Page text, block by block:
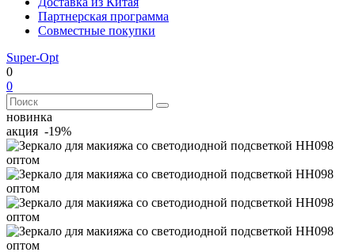
Партнерская программа
Совместные покупки
Super-Opt
0
0
новинка
акция -19%